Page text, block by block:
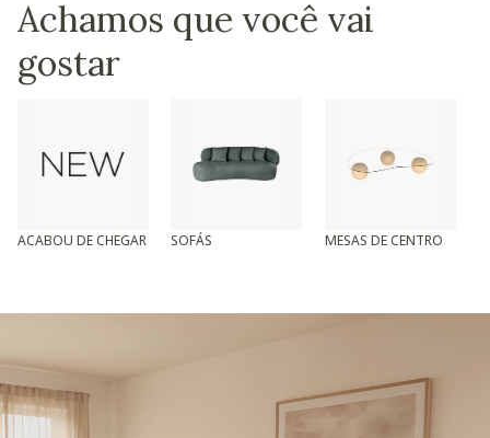
Achamos que você vai
gostar
ACABOU DE CHEGAR SOFÁS MESAS DE CENTRO